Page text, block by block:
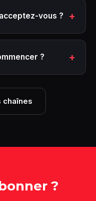
vous ?
?
chaînes
?